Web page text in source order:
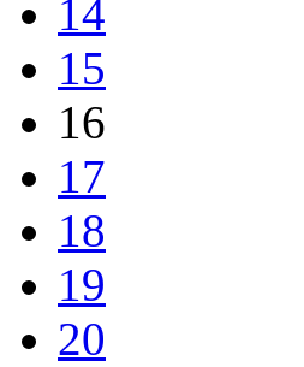
14
15
16
17
18
19
20